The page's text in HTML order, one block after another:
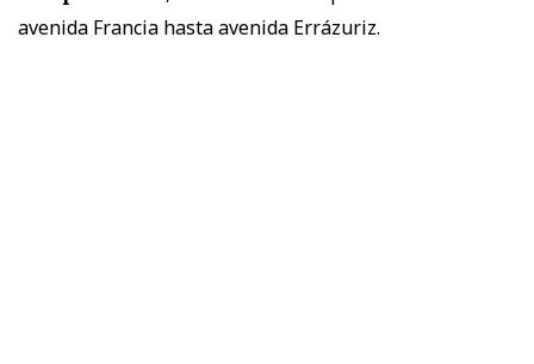
avenida Francia hasta avenida Errázuriz.